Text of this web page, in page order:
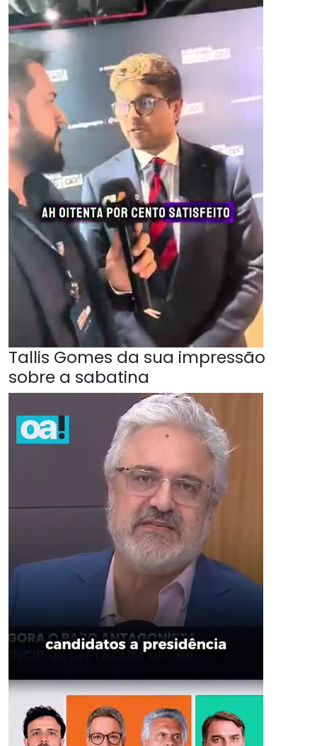
Tallis Gomes da sua impressão
sobre a sabatina